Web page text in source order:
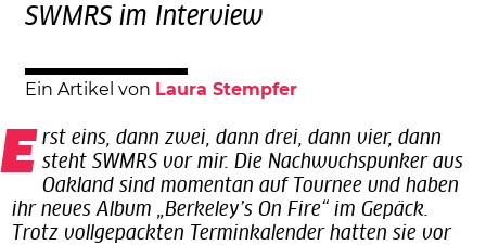
SWMRS im Interview
Ein Artikel von Laura Stempfer
Erst eins, dann zwei, dann drei, dann vier, dann steht SWMRS vor mir. Die Nachwuchspunker aus
Oakland sind momentan auf Tournee und haben
ihr neues Album „Berkeley’s On Fire“ im Gepäck.
Trotz vollgepackten Terminkalender hatten sie vor